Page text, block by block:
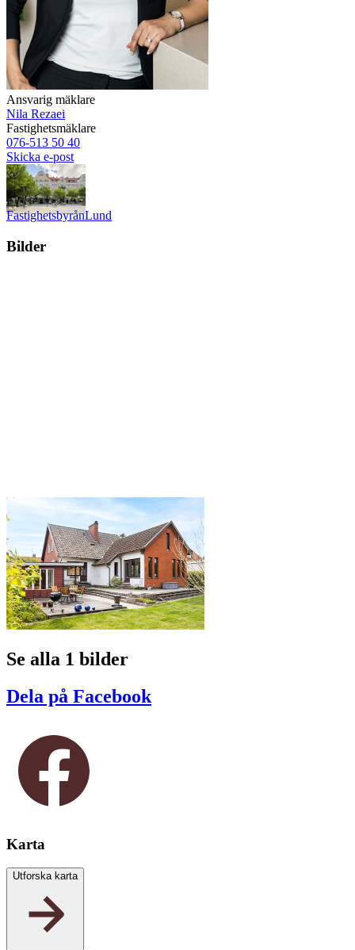
Ansvarig mäklare
Nila Rezaei
Fastighetsmäklare
076-513 50 40
Skicka e-post
FastighetsbyrånLund
Bilder
Se alla 1 bilder
Dela på Facebook
Karta
Utforska karta